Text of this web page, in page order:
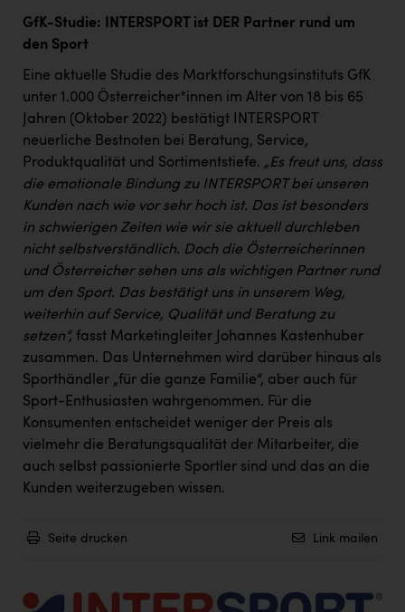
GfK-Studie: INTERSPORT ist DER Partner rund um
den Sport
Eine aktuelle Studie des Marktforschungsinstituts GfK
unter 1.000 Österreicher*innen im Alter von 18 bis 65
Jahren (Oktober 2022) bestätigt INTERSPORT
neuerliche Bestnoten bei Beratung, Service,
Produktqualität und Sortimentstiefe. „Es freut uns, dass
die emotionale Bindung zu INTERSPORT bei unseren
Kunden nach wie vor sehr hoch ist. Das ist besonders
in schwierigen Zeiten wie wir sie aktuell durchleben
nicht selbstverständlich. Doch die Österreicherinnen
und Österreicher sehen uns als wichtigen Partner rund
um den Sport. Das bestätigt uns in unserem Weg,
weiterhin auf Service, Qualität und Beratung zu
setzen“, fasst Marketingleiter Johannes Kastenhuber
zusammen. Das Unternehmen wird darüber hinaus als
Sporthändler „für die ganze Familie“, aber auch für
Sport-Enthusiasten wahrgenommen. Für die
Konsumenten entscheidet weniger der Preis als
vielmehr die Beratungsqualität der Mitarbeiter, die
auch selbst passionierte Sportler sind und das an die
Kunden weiterzugeben wissen.
Seite drucken Link mailen